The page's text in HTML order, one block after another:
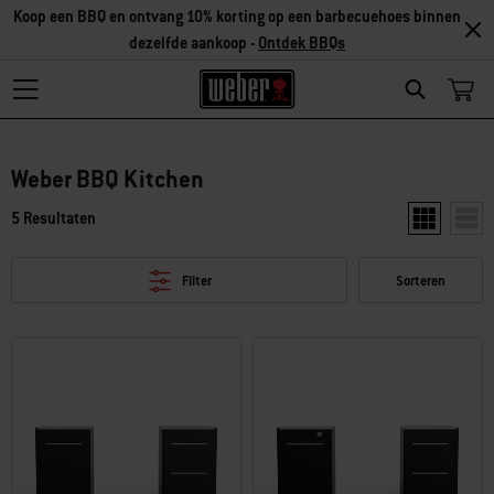
Search
Koop een BBQ en ontvang 10% korting op een barbecuehoes binnen
dezelfde aankoop - Ontdek BBQs
Weber BBQ Kitchen
5 Resultaten Toon twee
Filter Sorteren